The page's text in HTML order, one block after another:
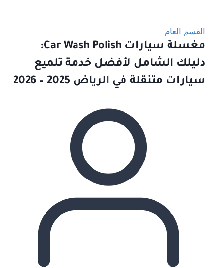
القسم العام
مغسلة سيارات Car Wash Polish:
دليلك الشامل لأفضل خدمة تلميع
سيارات متنقلة في الرياض 2025 – 2026